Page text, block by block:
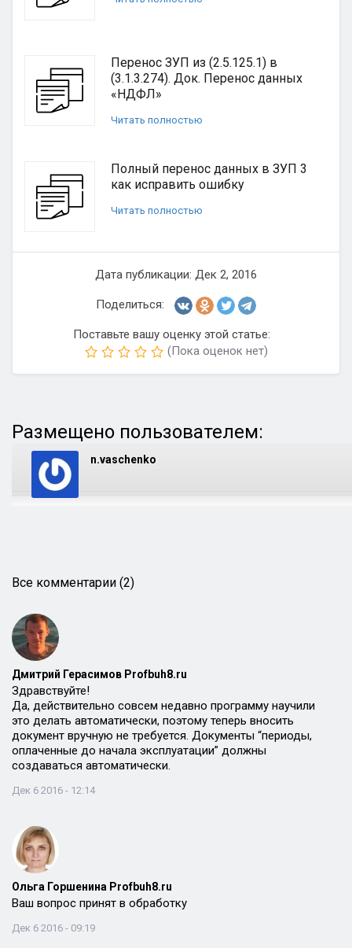
Перенос ЗУП из (2.5.125.1) в
(3.1.3.274). Док. Перенос данных
«НДФЛ»
Читать полностью
Полный перенос данных в ЗУП 3
как исправить ошибку
Читать полностью
Дата публикации: Дек 2, 2016
Поделиться:
Поставьте вашу оценку этой статье:
(Пока оценок нет)
Размещено пользователем:
n.vaschenko
Все комментарии (2)
Дмитрий Герасимов Profbuh8.ru
Здравствуйте!
Да, действительно совсем недавно программу научили
это делать автоматически, поэтому теперь вносить
документ вручную не требуется. Документы “периоды,
оплаченные до начала эксплуатации” должны
создаваться автоматически.
Дек 6 2016 - 12:14
Ольга Горшенина Profbuh8.ru
Ваш вопрос принят в обработку
Дек 6 2016 - 09:19